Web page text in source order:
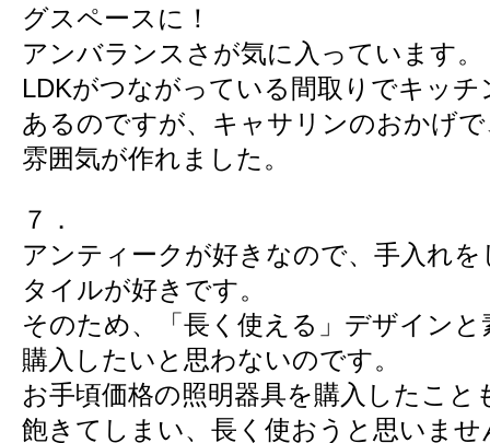
グスペースに！
アンバランスさが気に入っています。
LDKがつながっている間取りでキッ
あるのですが、キャサリンのおかげ
雰囲気が作れました。
７．
アンティークが好きなので、手入れ
タイルが好きです。
そのため、「長く使える」デザイン
購入したいと思わないのです。
お手頃価格の照明器具を購入したこと
飽きてしまい、長く使おうと思いませ